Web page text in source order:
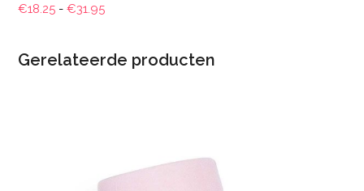
€18.25 - €31.95Prijsklasse:
€31.95
Gerelateerde producten